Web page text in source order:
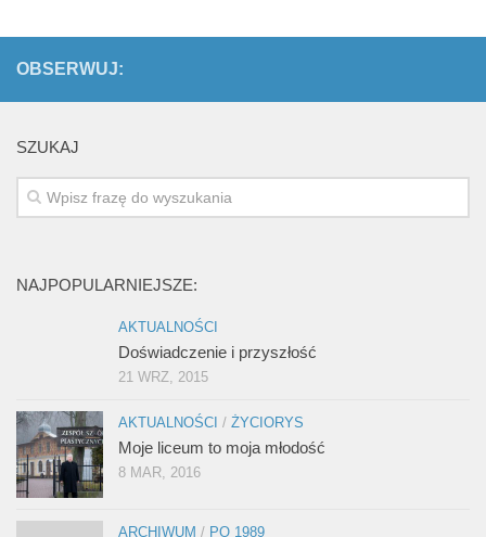
OBSERWUJ:
SZUKAJ
NAJPOPULARNIEJSZE:
AKTUALNOŚCI
Doświadczenie i przyszłość
21 WRZ, 2015
AKTUALNOŚCI / ŻYCIORYS
Moje liceum to moja młodość
8 MAR, 2016
ARCHIWUM / PO 1989